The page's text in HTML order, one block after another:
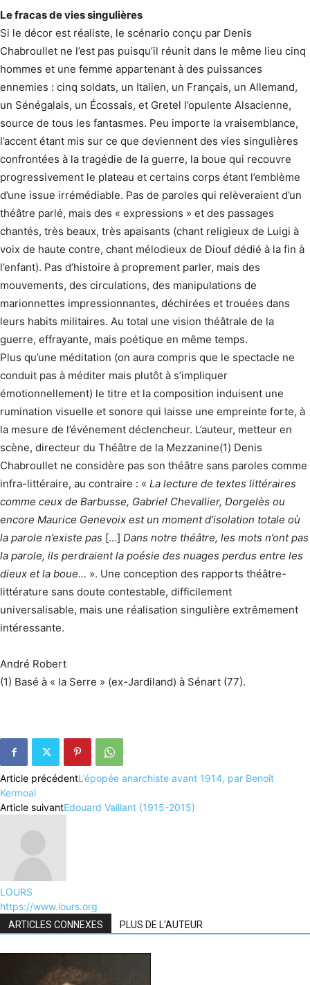
Le fracas de vies singulières
Si le décor est réaliste, le scénario conçu par Denis
Chabroullet ne l’est pas puisqu’il réunit dans le même lieu cinq
hommes et une femme appartenant à des puissances
ennemies : cinq soldats, un Italien, un Français, un Allemand,
un Sénégalais, un Écossais, et Gretel l’opulente Alsacienne,
source de tous les fantasmes. Peu importe la vraisemblance,
l’accent étant mis sur ce que deviennent des vies singulières
confrontées à la tragédie de la guerre, la boue qui recouvre
progressivement le plateau et certains corps étant l’emblème
d’une issue irrémédiable. Pas de paroles qui relèveraient d’un
théâtre parlé, mais des « expressions » et des passages
chantés, très beaux, très apaisants (chant religieux de Luigi à
voix de haute contre, chant mélodieux de Diouf dédié à la fin à
l’enfant). Pas d’histoire à proprement parler, mais des
mouvements, des circulations, des manipulations de
marionnettes impressionnantes, déchirées et trouées dans
leurs habits militaires. Au total une vision théâtrale de la
guerre, effrayante, mais poétique en même temps.
Plus qu’une méditation (on aura compris que le spectacle ne
conduit pas à méditer mais plutôt à s’impliquer
émotionnellement) le titre et la composition induisent une
rumination visuelle et sonore qui laisse une em­preinte forte, à
la mesure de l’événement déclen­cheur. L’auteur, metteur en
scène, directeur du Théâtre de la Mezzanine(1) Denis
Chabroullet ne considère pas son théâtre sans paroles comme
infra-littéraire, au contraire : « La lecture de textes littéraires
comme ceux de Barbusse, Gabriel Chevallier, Dorgelès ou
encore Maurice Genevoix est un moment d’isolation totale où
la parole n’existe pas […] Dans notre théâtre, les mots n’ont pas
la parole, ils perdraient la poésie des nuages perdus entre les
dieux et la boue… ». Une conception des rapports théâtre-
littérature sans doute contestable, difficilement
universalisable, mais une réalisation singulière extrêmement
intéressante.
André Robert
(1) Basé à « la Serre » (ex-Jardiland) à Sénart (77).
Article précédentL’épopée anarchiste avant 1914, par Benoît
Kermoal
Article suivantEdouard Vaillant (1915-2015)
LOURS
https://www.lours.org
ARTICLES CONNEXES PLUS DE L'AUTEUR